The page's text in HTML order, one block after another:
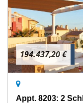
194.437,20 €
Appt. 8203: 2